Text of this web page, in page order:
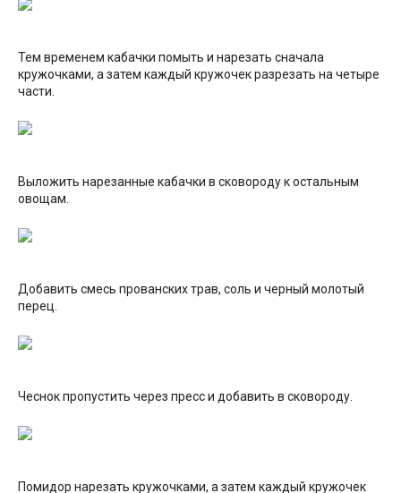
Тем временем кабачки помыть и нарезать сначала
кружочками, а затем каждый кружочек разрезать на четыре
части.
Выложить нарезанные кабачки в сковороду к остальным
овощам.
Добавить смесь прованских трав, соль и черный молотый
перец.
Чеснок пропустить через пресс и добавить в сковороду.
Помидор нарезать кружочками, а затем каждый кружочек